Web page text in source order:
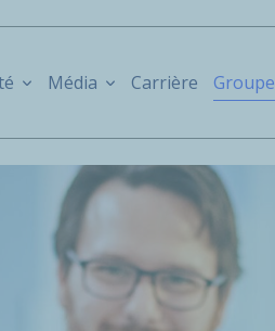
Média Carrière Groupe